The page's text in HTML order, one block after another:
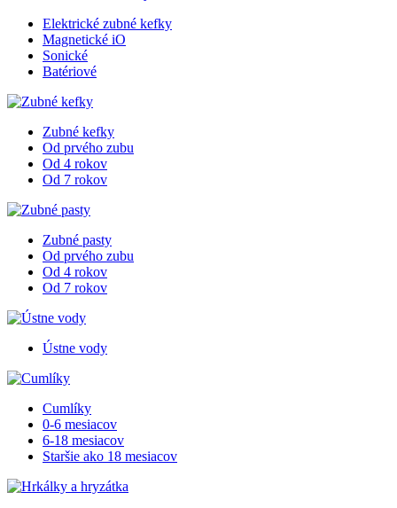
Elektrické zubné kefky
Magnetické iO
Sonické
Batériové
Zubné kefky
Od prvého zubu
Od 4 rokov
Od 7 rokov
Zubné pasty
Od prvého zubu
Od 4 rokov
Od 7 rokov
Ústne vody
Cumlíky
0-6 mesiacov
6-18 mesiacov
Staršie ako 18 mesiacov